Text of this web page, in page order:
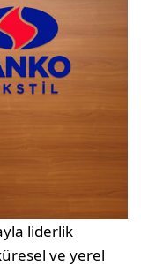
liderlik
ve yerel